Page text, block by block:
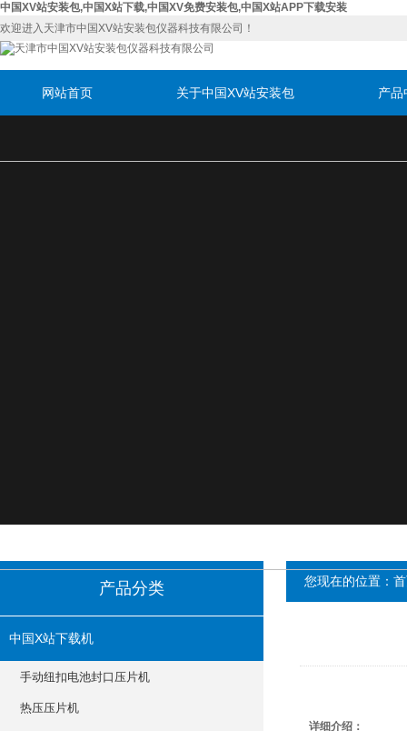
中国XV站安装包,中国X站下载,中国XV免费安装包,中国X站APP下载安装
欢迎进入天津市中国XV站安装包仪器科技有限公司！
网站首页 关于中国XV站安装包 产品
产品分类
中国X站下载机
手动纽扣电池封口压片机
热压压片机
您现在的位置：
详细介绍：